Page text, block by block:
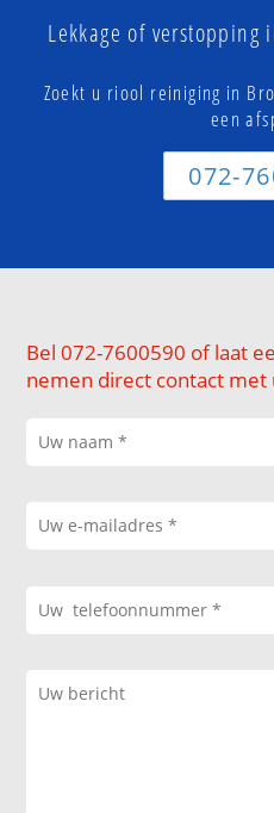
Lekkage of verstopping
Zoekt u riool reiniging in
een
072-
Bel 072-7600590 of laat
nemen direct contact met